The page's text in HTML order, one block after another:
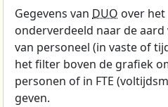
Gegevens van DUO over
onderverdeeld naar de
van personeel (in vaste of
het filter boven de grafiek
personen of in FTE
geven.